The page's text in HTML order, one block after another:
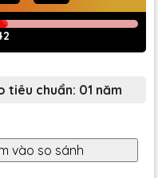
tiêu chuẩn: 01 năm